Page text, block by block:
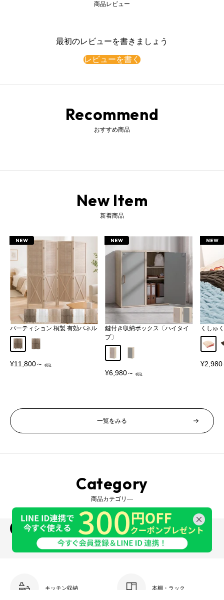
商品レビュー
最初のレビューを書きましょう
レビューを書く
Recommend
おすすめ商品
New Item
新着商品
NEW
パーティション 桐製 有効パネル
AタイプBタイプ
販
¥11,800～
NEW
鍵付き収納ボックス〔ハイタイ
プ〕
販
¥6,980～
NEW
くしゅ
アイ
販
¥2,980
一覧をみる
Category
商品カテゴリ―
収納家具 インテリア 照明・ライト ベビー・キッズ
生活雑貨・家電 ベッド・寝具 ガーデン・エクステリア オーダー家具
キッチン収納 本棚・ラック